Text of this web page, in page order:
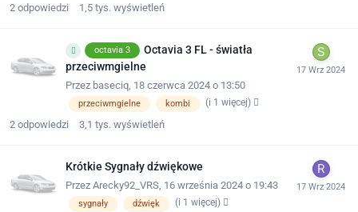
2 odpowiedzi 1,5 tys. wyświetleń
octavia 3
Octavia 3 FL - światła
przeciwmgielne
Przez baseciq, 18 czerwca 2024 o 13:50
przeciwmgielne kombi (i 1 więcej)
2 odpowiedzi 3,1 tys. wyświetleń
Krótkie Sygnały dźwiękowe
Przez Arecky92_VRS 16 września 2024 o 19:43
sygnały dźwięk (i 1 więcej)